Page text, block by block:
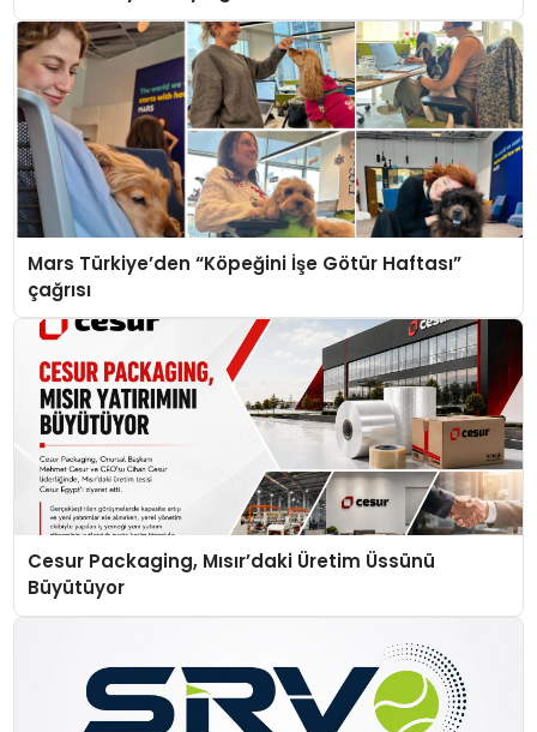
Mars Türkiye’den “Köpeğini İşe Götür Haftası”
çağrısı
Cesur Packaging, Mısır’daki Üretim Üssünü
Büyütüyor